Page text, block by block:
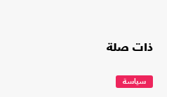
ذات صلة
سياسة